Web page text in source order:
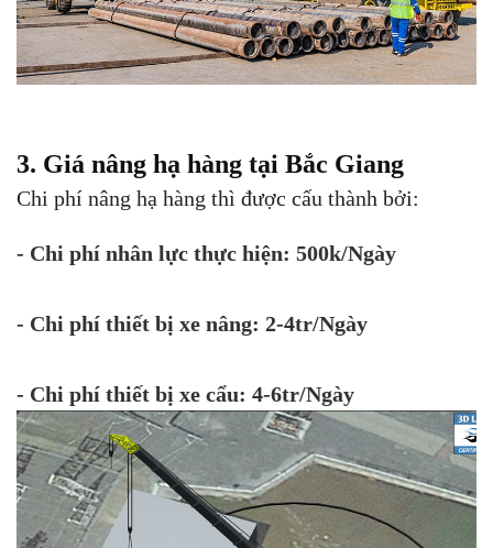
3. Giá nâng hạ hàng tại Bắc Giang
Chi phí nâng hạ hàng thì được cấu thành bởi:
- Chi phí nhân lực thực hiện: 500k/Ngày
- Chi phí thiết bị xe nâng: 2-4tr/Ngày
- Chi phí thiết bị xe cẩu: 4-6tr/Ngày